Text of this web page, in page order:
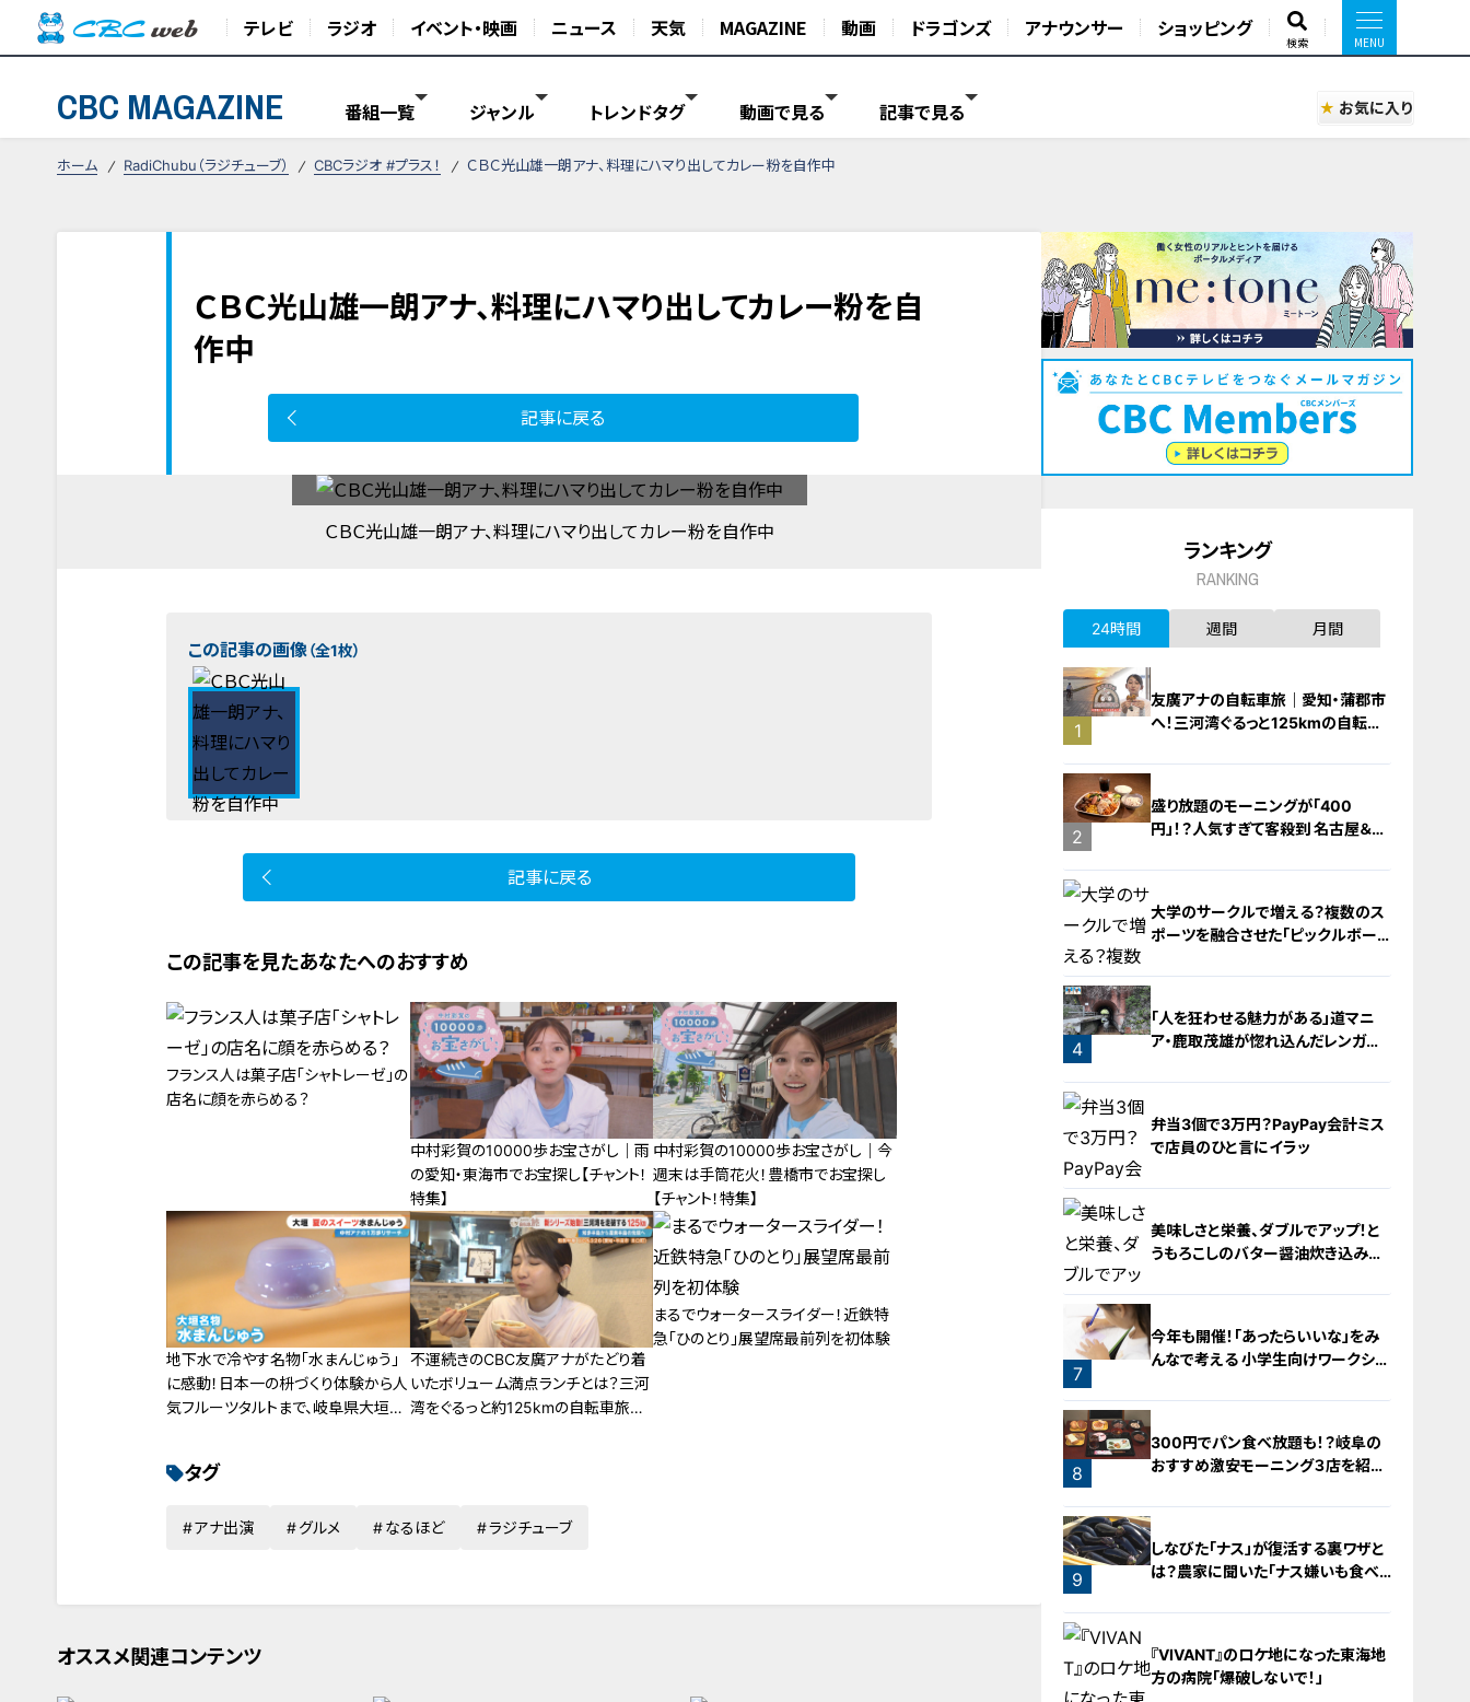
テレビ ラジオ イベント・映画 ニュース 天気 MAGAZINE 動画 ドラゴンズ アナウンサー ショッピング
検索
CBC MAGAZINE 番組一覧 ジャンル トレンドタグ 動画で見る 記事で見る お気に入り
ホーム RadiChubu（ラジチューブ） CBCラジオ #プラス！ ＣＢＣ光山雄一朗アナ、料理にハマり出してカレー粉を自作中
ＣＢＣ光山雄一朗アナ、料理にハマり出してカレー粉を自
作中
記事に戻る
ＣＢＣ光山雄一朗アナ、料理にハマり出してカレー粉を自作中
この記事の画像（全1枚）
記事に戻る
この記事を見たあなたへのおすすめ
フランス人は菓子店「シャトレーゼ」の
店名に顔を赤らめる？
中村彩賀の10000歩お宝さがし｜雨
の愛知・東海市でお宝探し【チャント！
特集】
中村彩賀の10000歩お宝さがし｜今
週末は手筒花火！豊橋市でお宝探し
【チャント！特集】
地下水で冷やす名物「水まんじゅう」
に感動！日本一の枡づくり体験から人
気フルーツタルトまで、岐阜県大垣市
不運続きのCBC友廣アナがたどり着
いたボリューム満点ランチとは？三河
湾をぐるっと約125kmの自転車旅ス
まるでウォータースライダー！近鉄特
急「ひのとり」展望席最前列を初体験
タグ
アナ出演 グルメ なるほど ラジチューブ
オススメ関連コンテンツ
ランキング
RANKING
24時間 週間 月間
1
友廣アナの自転車旅｜愛知・蒲郡市
へ！三河湾ぐるっと125kmの自転車
2
盛り放題のモーニングが「400
円」！？人気すぎて客殺到 名古屋＆岐
3
大学のサークルで増える？複数のス
ポーツを融合させた「ピックルボー
4
「人を狂わせる魅力がある」道マニ
ア・鹿取茂雄が惚れ込んだレンガの
5
弁当3個で3万円？PayPay会計ミス
で店員のひと言にイラッ
6
美味しさと栄養、ダブルでアップ！と
うもろこしのバター醤油炊き込みご
7
今年も開催！「あったらいいな」をみ
んなで考える 小学生向けワークショ
8
300円でパン食べ放題も！？岐阜の
おすすめ激安モーニング３店を紹
9
しなびた「ナス」が復活する裏ワザと
は？農家に聞いた「ナス嫌いも食べ
『VIVANT』のロケ地になった東海地
方の病院「爆破しないで！」